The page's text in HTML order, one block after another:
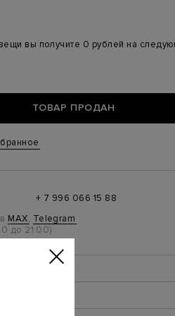
вы получите 0 рублей на
ТОВАР ПРОДАН
+ 7 996 066 15 88
MAX, Telegram
до 21:00)
ИЗДЕЛИИ
40